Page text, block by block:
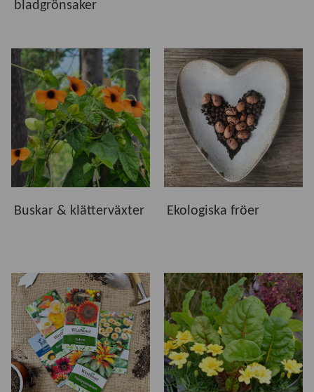
bladgrönsaker
Buskar & klätterväxter Ekologiska fröer